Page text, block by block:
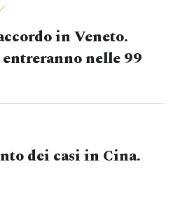
in Veneto.
nelle 99
dei casi in Cina.